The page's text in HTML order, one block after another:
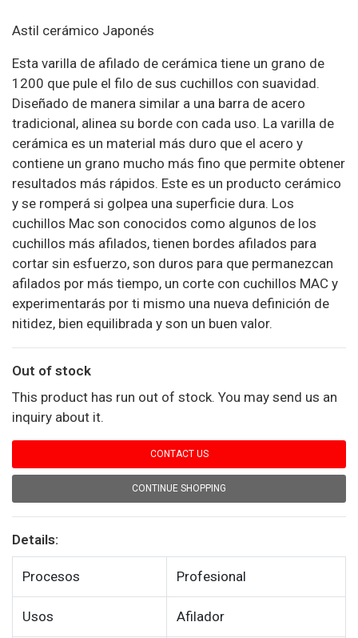
Astil cerámico Japonés
Esta varilla de afilado de cerámica tiene un grano de
1200 que pule el filo de sus cuchillos con suavidad.
Diseñado de manera similar a una barra de acero
tradicional, alinea su borde con cada uso. La varilla de
cerámica es un material más duro que el acero y
contiene un grano mucho más fino que permite obtener
resultados más rápidos. Este es un producto cerámico
y se romperá si golpea una superficie dura. Los
cuchillos Mac son conocidos como algunos de los
cuchillos más afilados, tienen bordes afilados para
cortar sin esfuerzo, son duros para que permanezcan
afilados por más tiempo, un corte con cuchillos MAC y
experimentarás por ti mismo una nueva definición de
nitidez, bien equilibrada y son un buen valor.
Out of stock
This product has run out of stock. You may send us an
inquiry about it.
CONTACT US
CONTINUE SHOPPING
Details:
Procesos Profesional
Usos Afilador